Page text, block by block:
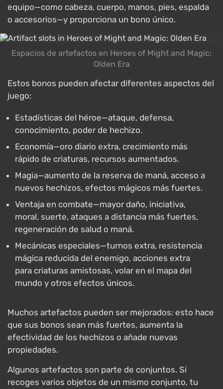
equipo—como cabeza, cuerpo, manos, pies, espalda
o accesorios—y proporciona un bono único.
Espacios de artefactos en Heroes of Might and Magic:
Olden Era
Estos bonos pueden afectar diferentes aspectos del
juego:
Estadísticas del héroe—ataque, defensa,
conocimiento, poder de hechizo.
Economía—oro diario extra, crecimiento más
rápido de criaturas, recursos aumentados.
Magia—aumento de la reserva de maná, acceso a
nuevos hechizos, efectos mágicos más fuertes.
Ventaja en combate—mayor daño, iniciativa,
moral, suerte, ataques a distancia más fuertes,
regeneración de salud o maná.
Mecánicas especiales—turnos extra, resistencia
mágica reducida del enemigo, acciones extra
para criaturas amistosas, volar en el mapa del
mundo y otros efectos únicos.
Muchos artefactos pueden ser mejorados: esto hace
que sus bonos sean más fuertes, aumenta la
efectividad de los hechizos o añade nuevas
propiedades.
Algunos artefactos son parte de conjuntos. Si
recoges varios objetos de un mismo conjunto, tu